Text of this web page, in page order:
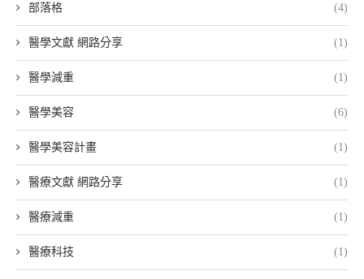
部落格 (4)
醫學文獻 網路分享 (1)
醫學減重 (1)
醫學美容 (6)
醫學美容計畫 (1)
醫療文獻 網路分享 (1)
醫療減重 (1)
醫療科技 (1)